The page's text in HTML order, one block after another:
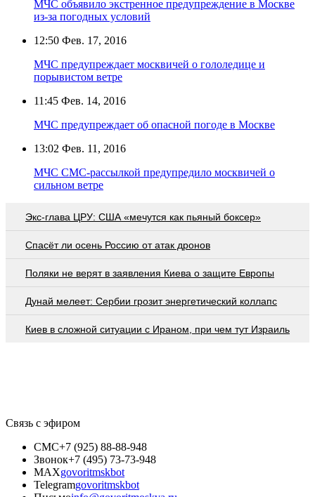
МЧС объявило экстренное предупреждение в Москве
из-за погодных условий
12:50 Фев. 17, 2016
МЧС предупреждает москвичей о гололедице и
порывистом ветре
11:45 Фев. 14, 2016
МЧС предупреждает об опасной погоде в Москве
13:02 Фев. 11, 2016
МЧС СМС-рассылкой предупредило москвичей о
сильном ветре
Экс-глава ЦРУ: США «мечутся как пьяный боксер»
Спасёт ли осень Россию от атак дронов
Поляки не верят в заявления Киева о защите Европы
Дунай мелеет: Сербии грозит энергетический коллапс
Киев в сложной ситуации с Ираном, при чем тут Израиль
Связь с эфиром
СМС+7 (925) 88-88-948
Звонок+7 (495) 73-73-948
MAXgovoritmskbot
Telegramgovoritmskbot